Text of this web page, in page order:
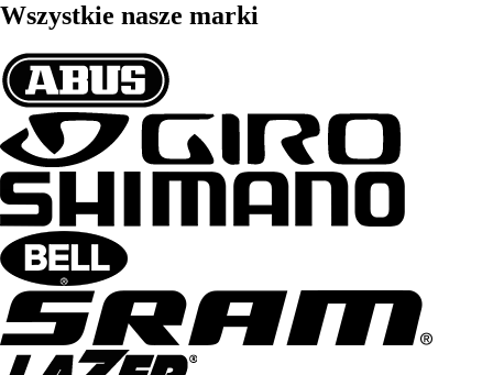
Wszystkie nasze marki